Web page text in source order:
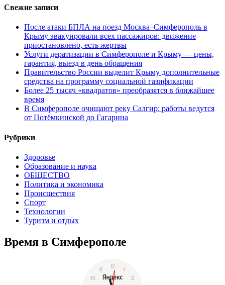
Свежие записи
После атаки БПЛА на поезд Москва–Симферополь в
Крыму эвакуировали всех пассажиров: движение
приостановлено, есть жертвы
Услуги дератизации в Симферополе и Крыму — цены,
гарантия, выезд в день обращения
Правительство России выделит Крыму дополнительные
средства на программу социальной газификации
Более 25 тысяч «квадратов» преобразятся в ближайшее
время
В Симферополе очищают реку Салгир: работы ведутся
от Потёмкинской до Гагарина
Рубрики
Здоровье
Образование и наука
ОБЩЕСТВО
Политика и экономика
Происшествия
Спорт
Технологии
Туризм и отдых
Время в Симферополе